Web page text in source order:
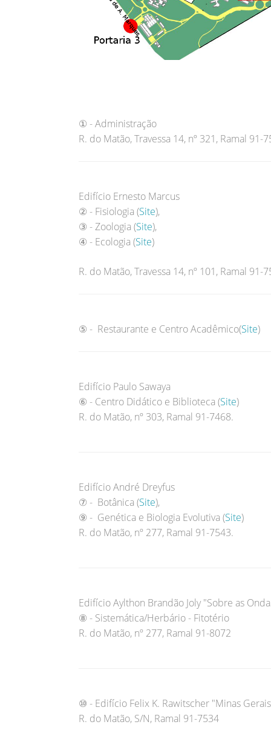
① - Administração
R. do Matão, Travessa 14, nº 321, Ramal 91-
Edifício Ernesto Marcus
② - Fisiologia (Site),
③ - Zoologia (Site),
④ - Ecologia (Site)
R. do Matão, Travessa 14, nº 101, Ramal 91-
⑤ - Restaurante e Centro Acadêmico(Site)
Edifício Paulo Sawaya
⑥ - Centro Didático e Biblioteca (Site)
R. do Matão, nº 303, Ramal 91-7468.
Edifício André Dreyfus
⑦ - Botânica (Site),
⑨ - Genética e Biologia Evolutiva (Site)
R. do Matão, nº 277, Ramal 91-7543.
Edifício Aylthon Brandão Joly "Sobre as
⑧ - Sistemática/Herbário - Fitotério
R. do Matão, nº 277, Ramal 91-8072
⑩ - Edifício Felix K. Rawitscher "Minas
R. do Matão, S/N, Ramal 91-7534